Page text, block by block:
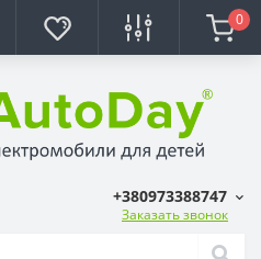
0
+380973388747
Заказать звонок